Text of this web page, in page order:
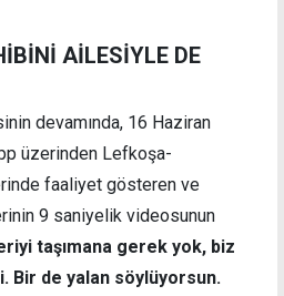
AİLESİYLE DE
devamında, 16 Haziran
üzerinden Lefkoşa-
faaliyet gösteren ve
9 saniyelik videosunun
taşımana gerek yok, biz
Bir de yalan söylüyorsun.